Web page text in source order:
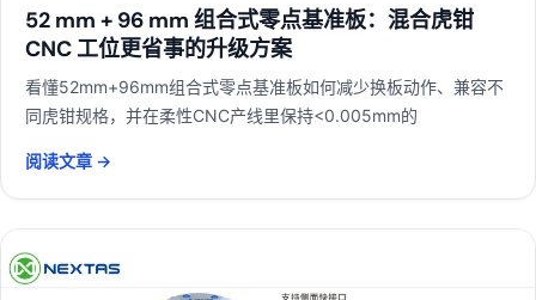
52 mm + 96 mm 组合式零点基准板：混合虎钳
CNC 工位更省事的升级方案
看懂52mm+96mm组合式零点基准板如何减少换板动作、兼容不
同虎钳规格，并在柔性CNC产线里保持<0.005mm的
阅读文章 →